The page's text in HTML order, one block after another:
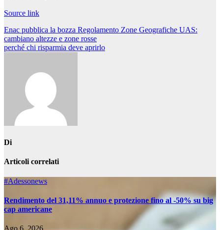
Source link
Navigazione
articoli
Enac pubblica la bozza Regolamento Zone Geografiche UAS:
cambiano altezze e zone rosse
perché chi risparmia deve aprirlo
Di
Articoli correlati
#Adessonews
Rendimento del 31,11% annuo e protezione fino al -50% su big
cap americane
Ago 6, 2026